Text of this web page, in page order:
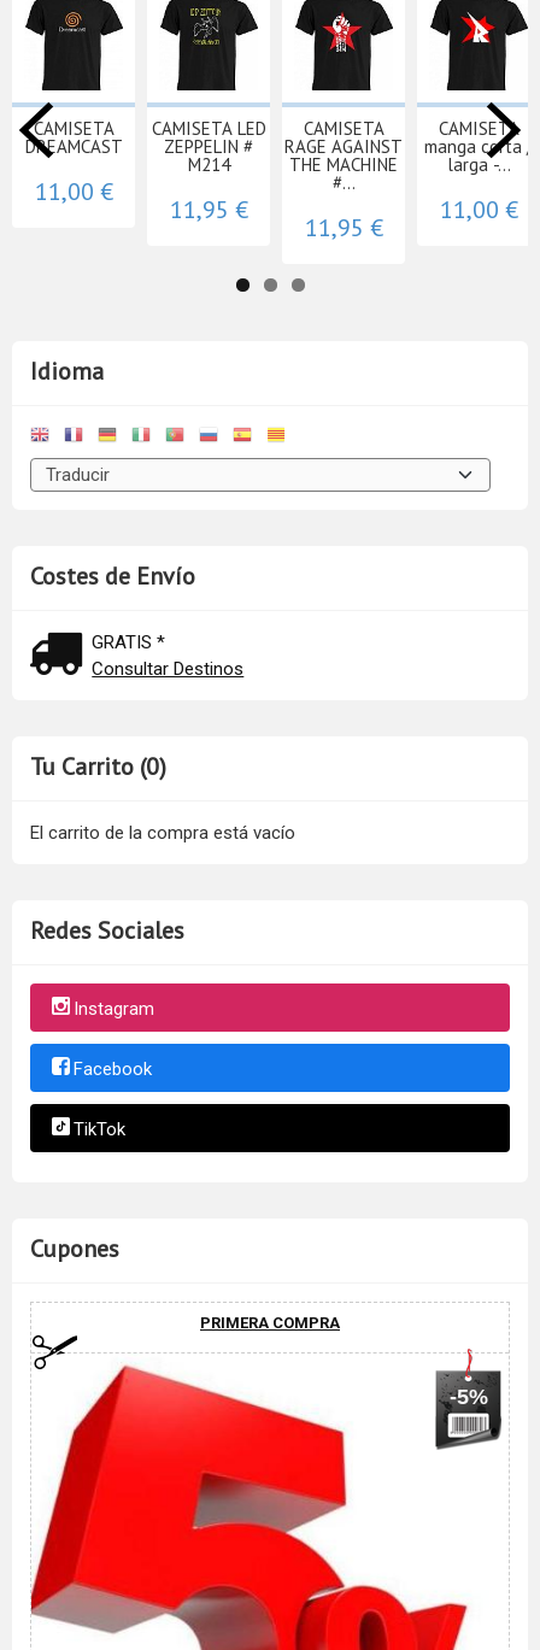
Idioma
Costes de Envío
GRATIS *
Consultar Destinos
Tu Carrito (0)
El carrito de la compra está vacío
Redes Sociales
Instagram
Facebook
TikTok
Cupones
PRIMERA COMPRA
-5%
CAMISETA
DREAMCAST
11,00 €
CAMISETA LED
ZEPPELIN #
M214
11,95 €
CAMISETA
RAGE AGAINST
THE MACHINE
#...
11,95 €
CAMISETA
manga corta /
larga -...
11,00 €